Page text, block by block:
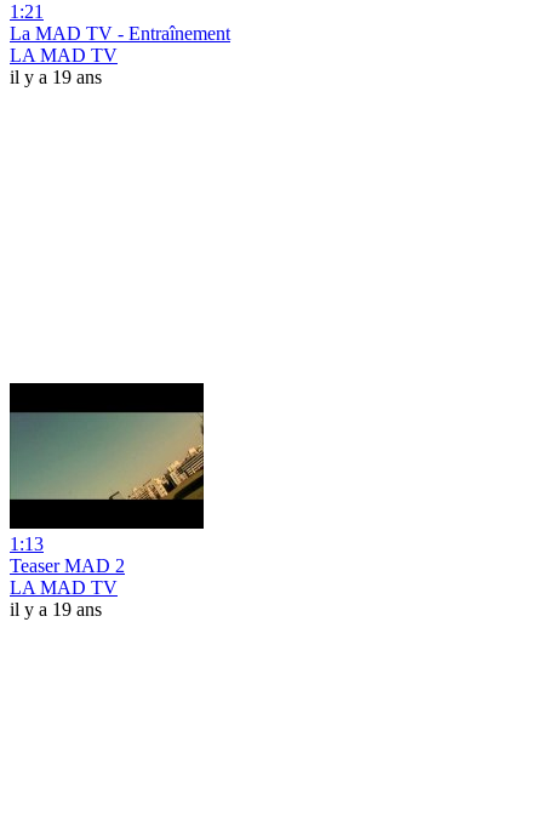
1:21
La MAD TV - Entraînement
LA MAD TV
il y a 19 ans
1:13
Teaser MAD 2
LA MAD TV
il y a 19 ans